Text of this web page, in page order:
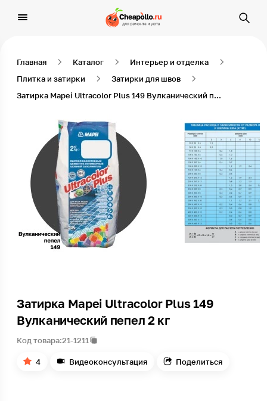
Главная Каталог
Интерьер и отделка
Плитка и затирки
Затирки для швов
Затирка Mapei Ultracolor Plus 149 Вулканический пепел 2 кг
Затирка Mapei Ultracolor Plus 149
Вулканический пепел 2 кг
Код товара:21-1211
4 Видеоконсультация Поделиться